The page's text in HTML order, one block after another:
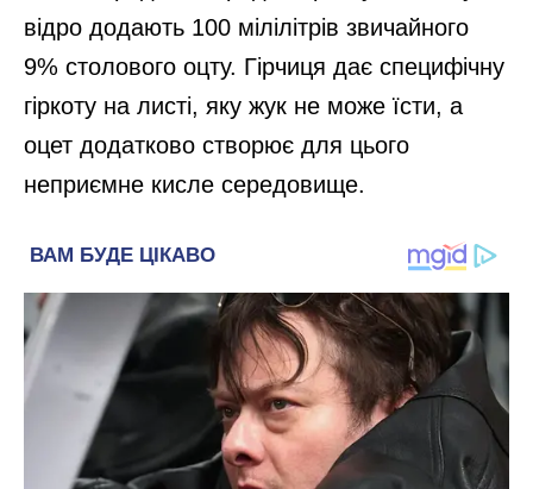
відро додають 100 мілілітрів звичайного
9% столового оцту. Гірчиця дає специфічну
гіркоту на листі, яку жук не може їсти, а
оцет додатково створює для цього
неприємне кисле середовище.